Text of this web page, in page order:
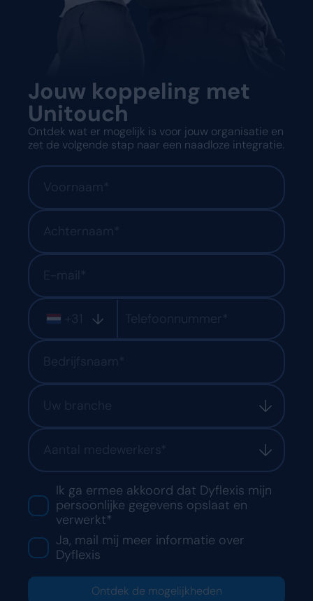
Jouw koppeling met
Unitouch
Ontdek wat er mogelijk is voor jouw organisatie en
zet de volgende stap naar een naadloze integratie.
+31
Uw branche
Aantal medewerkers*
Ik ga ermee akkoord dat Dyflexis mijn
persoonlijke gegevens opslaat en
verwerkt*
Ja, mail mij meer informatie over
Dyflexis
Ontdek de mogelijkheden